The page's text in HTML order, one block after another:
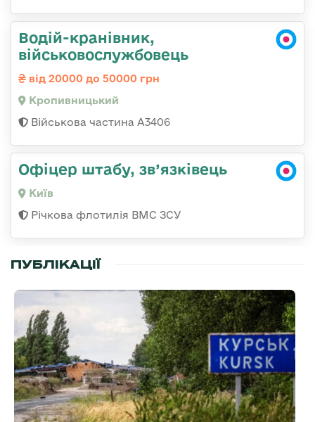
Водій-кранівник,
військовослужбовець
від 20000 до 50000 грн
Кропивницький
Військова частина А3406
Офіцер штабу, зв’язківець
Київ
Річкова флотилія ВМС ЗСУ
ПУБЛІКАЦІЇ